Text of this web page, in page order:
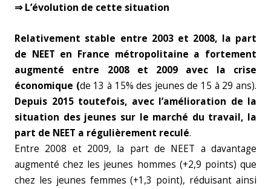
⇒ L’évolution de cette situation
Relativement stable entre 2003 et 2008, la part
de NEET en France métropolitaine a fortement
augmenté entre 2008 et 2009 avec la crise
économique (de 13 à 15% des jeunes de 15 à 29 ans).
Depuis 2015 toutefois, avec l’amélioration de la
situation des jeunes sur le marché du travail, la
part de NEET a régulièrement reculé.
Entre 2008 et 2009, la part de NEET a davantage
augmenté chez les jeunes hommes (+2,9 points) que
chez les jeunes femmes (+1,3 point), réduisant ainsi